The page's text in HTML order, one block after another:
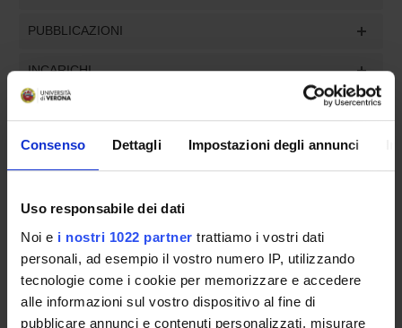
Consenso Dettagli Impostazioni degli annunci
Uso responsabile dei dati
Noi e i nostri 1022 partner trattiamo i vostri dati
personali, ad esempio il vostro numero IP, utilizzando
tecnologie come i cookie per memorizzare e accedere
alle informazioni sul vostro dispositivo al fine di
pubblicare annunci e contenuti personalizzati, misurare
PUBBLICAZIONI
INCARICHI
ORGANIZZAZIONE
GOVERNANCE
COMMISSIONI
UFFICI E STRUTTURE DI SERVIZIO
SERVIZI DI SEGRETERIA STUDENTI